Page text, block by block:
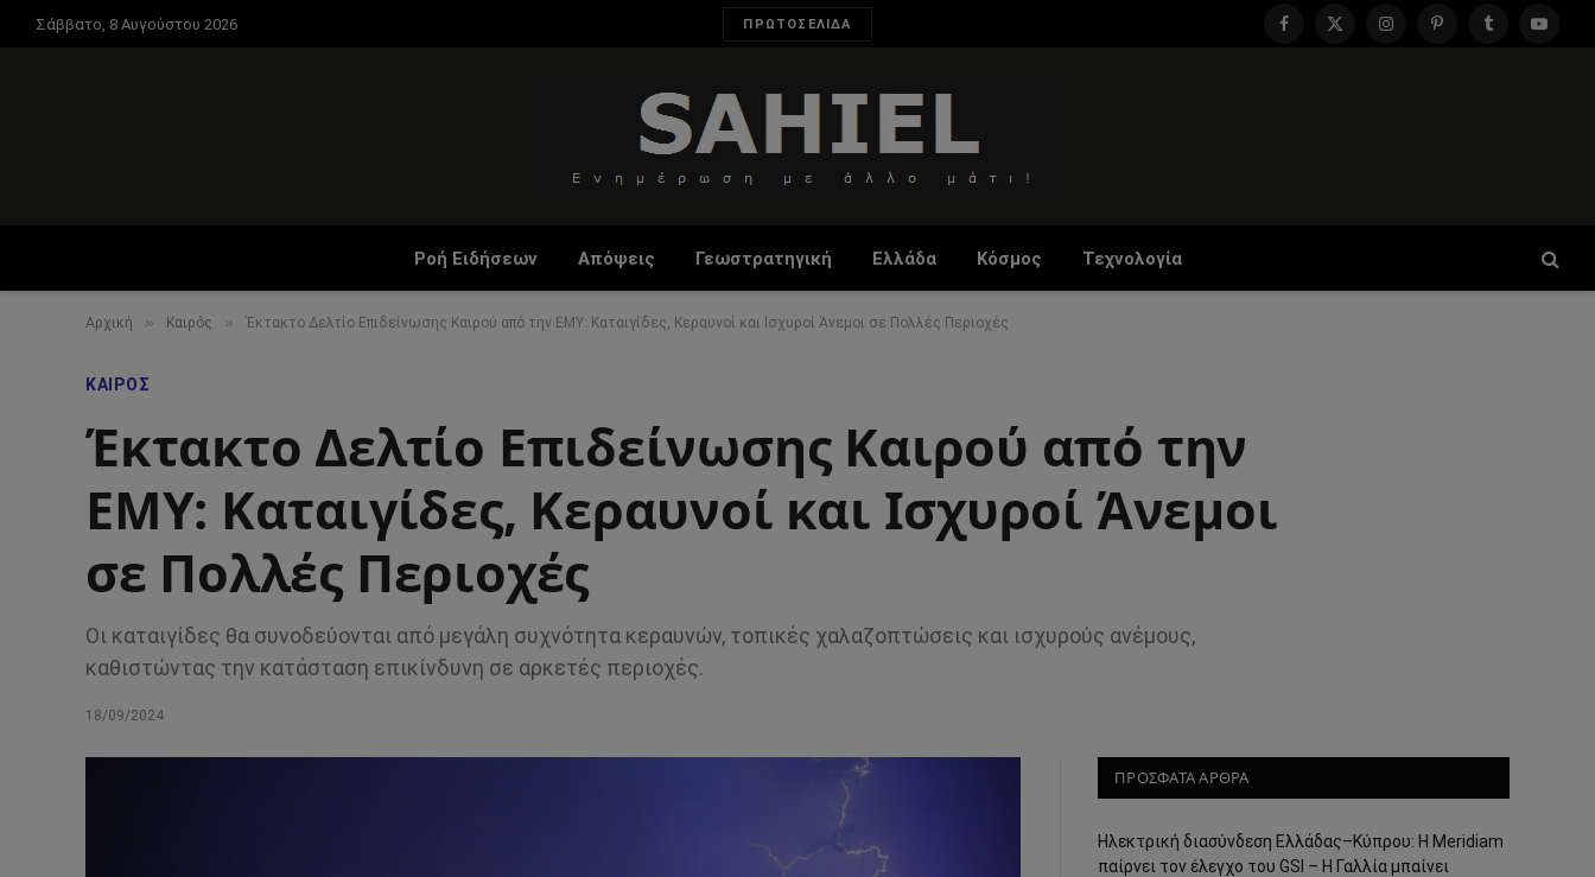
Σάββατο, 8 Αυγούστου 2026 ΠΡΩΤΟΣΕΛΙΔΑ
Facebook
X
InstagramPinterestTumblr
Ροή Ειδήσεων Απόψεις Γεωστρατηγική Ελλάδα Κόσμος Τεχνολογία
Αρχική » Καιρός » Έκτακτο Δελτίο Επιδείνωσης Καιρού από την ΕΜΥ: Καταιγίδες, Κεραυνοί και Ισχυροί Άνεμοι σε Πολλές Περιοχές
ΚΑΙΡΌΣ
Έκτακτο Δελτίο Επιδείνωσης Καιρού από την
ΕΜΥ: Καταιγίδες, Κεραυνοί και Ισχυροί Άνεμοι
σε Πολλές Περιοχές
Οι καταιγίδες θα συνοδεύονται από μεγάλη συχνότητα κεραυνών, τοπικές χαλαζοπτώσεις και ισχυρούς ανέμους,
καθιστώντας την κατάσταση επικίνδυνη σε αρκετές περιοχές.
18/09/2024
ΠΡΟΣΦΑΤΑ ΑΡΘΡΑ
Ηλεκτρική διασύνδεση Ελλάδας–Κύπρου: Η Meridiam
παίρνει τον έλεγχο του GSI – Η Γαλλία μπαίνει